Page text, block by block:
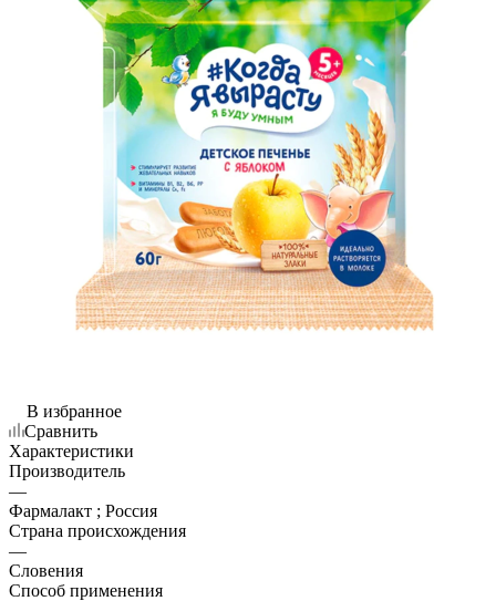
В избранное
Сравнить
Характеристики
Производитель
—
Фармалакт ; Россия
Страна происхождения
—
Словения
Способ применения